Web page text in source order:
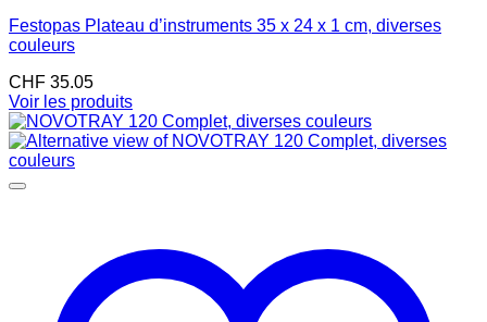
Festopas Plateau d’instruments 35 x 24 x 1 cm, diverses
couleurs
CHF 35.05
Voir les produits